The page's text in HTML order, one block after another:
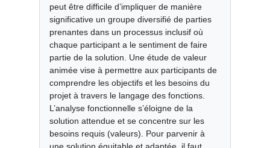
peut être difficile d’impliquer de manière
significative un groupe diversifié de parties
prenantes dans un processus inclusif où
chaque participant a le sentiment de faire
partie de la solution. Une étude de valeur
animée vise à permettre aux participants de
comprendre les objectifs et les besoins du
projet à travers le langage des fonctions.
L’analyse fonctionnelle s’éloigne de la
solution attendue et se concentre sur les
besoins requis (valeurs). Pour parvenir à